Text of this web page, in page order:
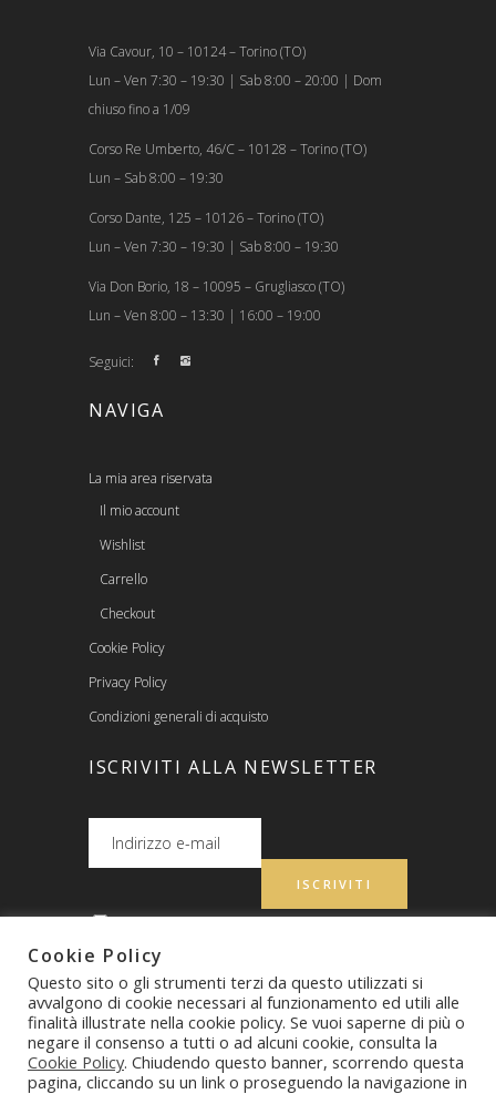
Via Cavour, 10 – 10124 – Torino (TO)
Lun – Ven 7:30 – 19:30 | Sab 8:00 – 20:00 | Dom
chiuso fino a 1/09
Corso Re Umberto, 46/C – 10128 – Torino (TO)
Lun – Sab 8:00 – 19:30
Corso Dante, 125 – 10126 – Torino (TO)
Lun – Ven 7:30 – 19:30 | Sab 8:00 – 19:30
Via Don Borio, 18 – 10095 – Grugliasco (TO)
Lun – Ven 8:00 – 13:30 | 16:00 – 19:00
Seguici:
NAVIGA
La mia area riservata
Il mio account
Wishlist
Carrello
Checkout
Cookie Policy
Privacy Policy
Condizioni generali di acquisto
ISCRIVITI ALLA NEWSLETTER
Dichiaro di aver preso visione
dell’ informativa sulla privacy UE 679/2016
acconsento al trattamento dei miei dati.
Chiamaci: 011 06 86 056
Cookie Policy
Questo sito o gli strumenti terzi da questo utilizzati si
avvalgono di cookie necessari al funzionamento ed utili alle
finalità illustrate nella cookie policy. Se vuoi saperne di più o
negare il consenso a tutti o ad alcuni cookie, consulta la
Cookie Policy. Chiudendo questo banner, scorrendo questa
pagina, cliccando su un link o proseguendo la navigazione in